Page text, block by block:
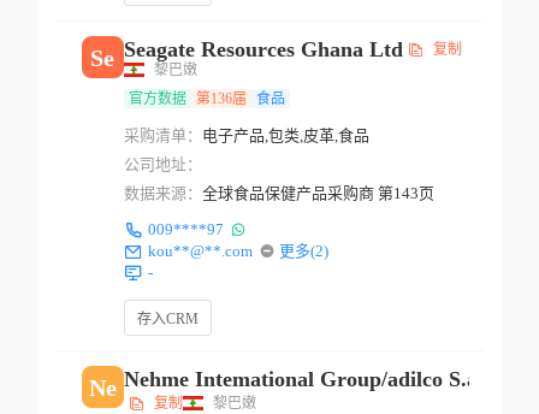
Se Seagate Resources Ghana Ltd
复制
黎巴嫩
官方数据 第136届 食品
采购清单： 电子产品,包类,皮革,食品
公司地址：
数据来源： 全球食品保健产品采购商 第143页
009****97
kou**@**.com
更多(2)
-
存入CRM
Ne Nehme Intemational Group/adilco S.a.r.l
复制
黎巴嫩